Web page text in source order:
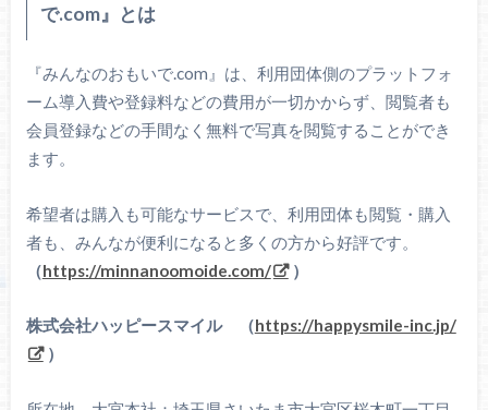
で.com』とは
『みんなのおもいで.com』は、利用団体側のプラットフォ
ーム導入費や登録料などの費用が一切かからず、閲覧者も
会員登録などの手間なく無料で写真を閲覧することができ
ます。
希望者は購入も可能なサービスで、利用団体も閲覧・購入
者も、みんなが便利になると多くの方から好評です。
（https://minnanoomoide.com/ ）
株式会社ハッピースマイル （https://happysmile-inc.jp/
）